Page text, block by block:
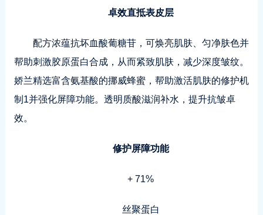
卓效直抵表皮层
配方浓蕴抗坏血酸葡糖苷，可焕亮肌肤、匀净肤色并
帮助刺激胶原蛋白合成，从而紧致肌肤，减少深度皱纹。
娇兰精选富含氨基酸的挪威蜂蜜，帮助激活肌肤的修护机
制1并强化屏障功能。透明质酸滋润补水，提升抗皱卓
效。
修护屏障功能
+ 71%
丝聚蛋白